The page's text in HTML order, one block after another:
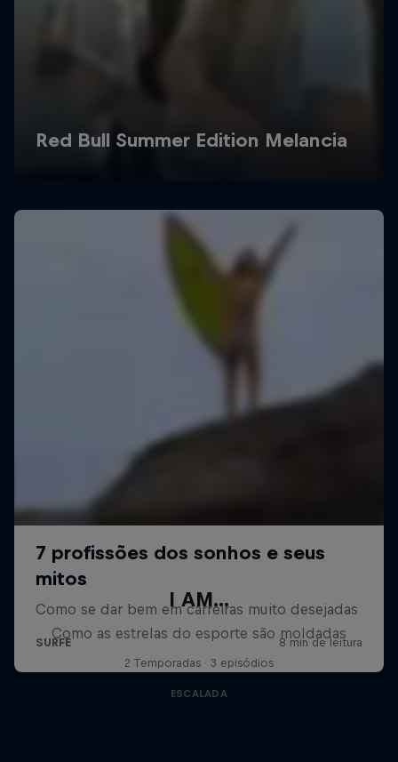
I AM...
Como as estrelas do esporte são moldadas
2 Temporadas · 3 episódios
ESCALADA